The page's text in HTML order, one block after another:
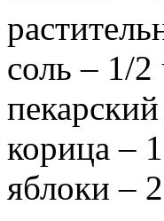
соль – 1/
корица –
яблоки –